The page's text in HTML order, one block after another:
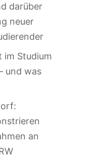
darüber
neuer
im Studium
und was
an